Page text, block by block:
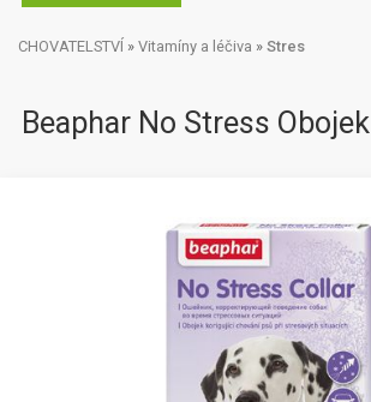
CHOVATELSTVÍ » Vitamíny a léčiva » Stres
Beaphar No Stress